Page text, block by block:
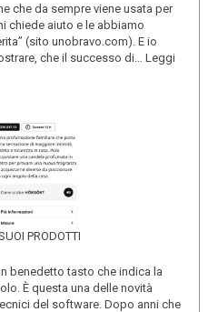
che da sempre viene usata per
chiede aiuto e le abbiamo
(sito unobravo.com). E io
che il successo di… Leggi
PRODOTTI
benedetto tasto che indica la
È questa una delle novità
del software. Dopo anni che